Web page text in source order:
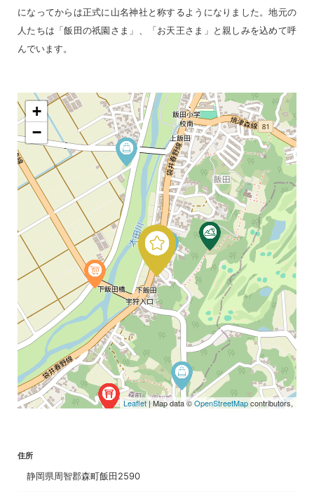
になってからは正式に山名神社と称するようになりました。地元の
人たちは「飯田の祇園さま」、「お天王さま」と親しみを込めて呼
んでいます。
+
−
Leaflet| Map data ©OpenStreetMapcontributors,
住所
静岡県周智郡森町飯田2590